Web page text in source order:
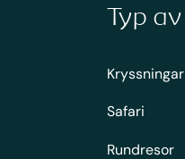
Typ
Kryssningar
Safari
Rundresor